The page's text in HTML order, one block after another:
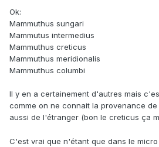
Ok:
Mammuthus sungari
Mammutus intermedius
Mammuthus creticus
Mammuthus meridionalis
Mammuthus columbi
Il y en a certainement d'autres mais
comme on ne connait la provenance
aussi de l'étranger (bon le creticus ça
C'est vrai que n'étant que dans le